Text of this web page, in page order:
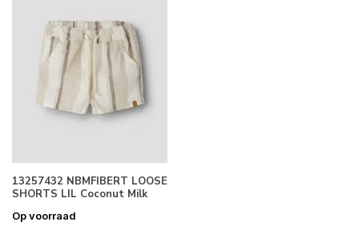
13257432 NBMFIBERT LOOSE
SHORTS LIL Coconut Milk
Op voorraad